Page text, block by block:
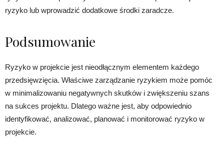
ryzyko lub wprowadzić dodatkowe środki zaradcze.
Podsumowanie
Ryzyko w projekcie jest nieodłącznym elementem każdego
przedsięwzięcia. Właściwe zarządzanie ryzykiem może pomóc
w minimalizowaniu negatywnych skutków i zwiększeniu szans
na sukces projektu. Dlatego ważne jest, aby odpowiednio
identyfikować, analizować, planować i monitorować ryzyko w
projekcie.